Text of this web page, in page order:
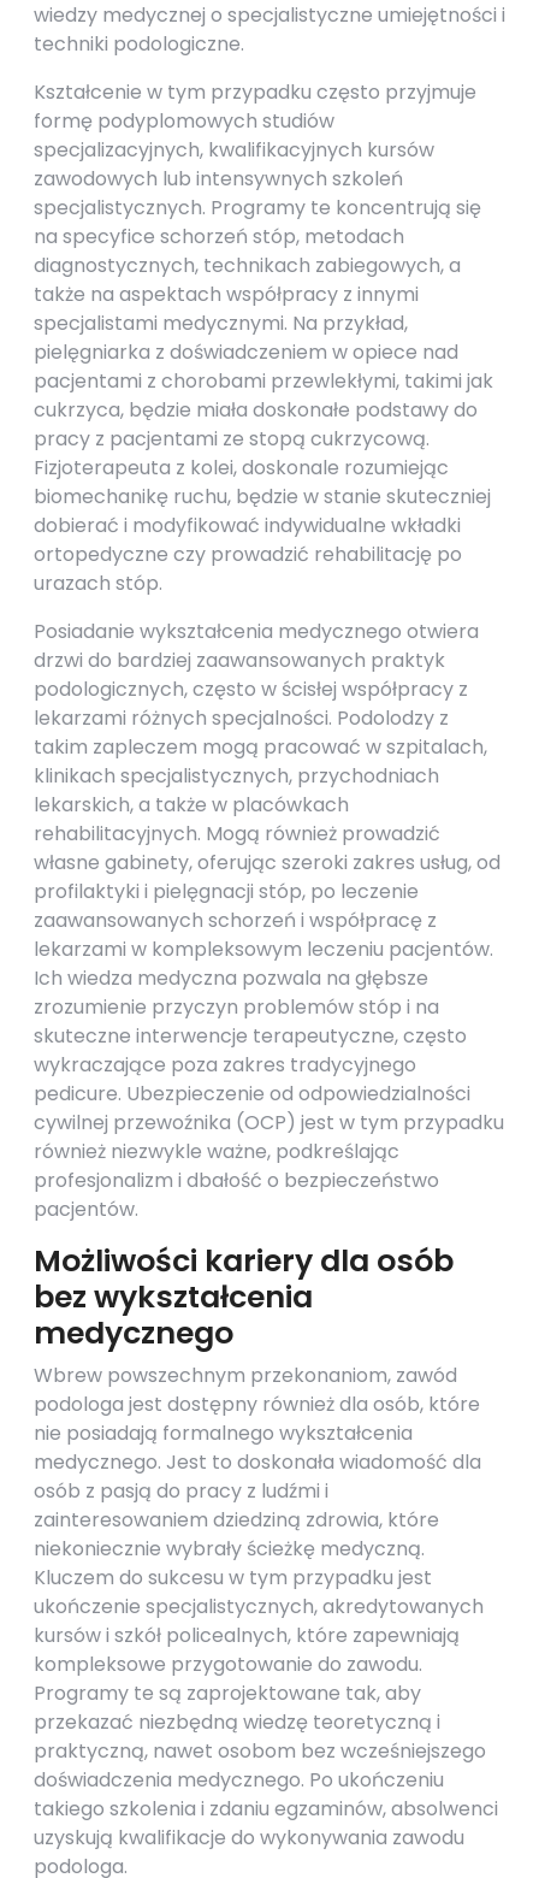
wiedzy medycznej o specjalistyczne umiejętności i
techniki podologiczne.
Kształcenie w tym przypadku często przyjmuje
formę podyplomowych studiów
specjalizacyjnych, kwalifikacyjnych kursów
zawodowych lub intensywnych szkoleń
specjalistycznych. Programy te koncentrują się
na specyfice schorzeń stóp, metodach
diagnostycznych, technikach zabiegowych, a
także na aspektach współpracy z innymi
specjalistami medycznymi. Na przykład,
pielęgniarka z doświadczeniem w opiece nad
pacjentami z chorobami przewlekłymi, takimi jak
cukrzyca, będzie miała doskonałe podstawy do
pracy z pacjentami ze stopą cukrzycową.
Fizjoterapeuta z kolei, doskonale rozumiejąc
biomechanikę ruchu, będzie w stanie skuteczniej
dobierać i modyfikować indywidualne wkładki
ortopedyczne czy prowadzić rehabilitację po
urazach stóp.
Posiadanie wykształcenia medycznego otwiera
drzwi do bardziej zaawansowanych praktyk
podologicznych, często w ścisłej współpracy z
lekarzami różnych specjalności. Podolodzy z
takim zapleczem mogą pracować w szpitalach,
klinikach specjalistycznych, przychodniach
lekarskich, a także w placówkach
rehabilitacyjnych. Mogą również prowadzić
własne gabinety, oferując szeroki zakres usług, od
profilaktyki i pielęgnacji stóp, po leczenie
zaawansowanych schorzeń i współpracę z
lekarzami w kompleksowym leczeniu pacjentów.
Ich wiedza medyczna pozwala na głębsze
zrozumienie przyczyn problemów stóp i na
skuteczne interwencje terapeutyczne, często
wykraczające poza zakres tradycyjnego
pedicure. Ubezpieczenie od odpowiedzialności
cywilnej przewoźnika (OCP) jest w tym przypadku
również niezwykle ważne, podkreślając
profesjonalizm i dbałość o bezpieczeństwo
pacjentów.
Możliwości kariery dla osób
bez wykształcenia
medycznego
Wbrew powszechnym przekonaniom, zawód
podologa jest dostępny również dla osób, które
nie posiadają formalnego wykształcenia
medycznego. Jest to doskonała wiadomość dla
osób z pasją do pracy z ludźmi i
zainteresowaniem dziedziną zdrowia, które
niekoniecznie wybrały ścieżkę medyczną.
Kluczem do sukcesu w tym przypadku jest
ukończenie specjalistycznych, akredytowanych
kursów i szkół policealnych, które zapewniają
kompleksowe przygotowanie do zawodu.
Programy te są zaprojektowane tak, aby
przekazać niezbędną wiedzę teoretyczną i
praktyczną, nawet osobom bez wcześniejszego
doświadczenia medycznego. Po ukończeniu
takiego szkolenia i zdaniu egzaminów, absolwenci
uzyskują kwalifikacje do wykonywania zawodu
podologa.